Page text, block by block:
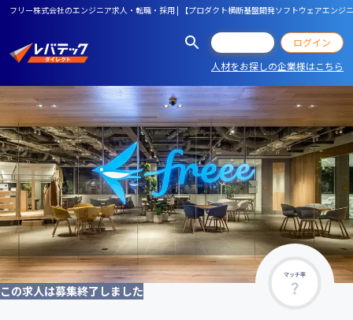
フリー株式会社のエンジニア求人・転職・採用 | 【プロダクト横断基盤開発ソフトウェアエン
ログイン
人材をお探しの企業様はこちら
マッチ率
この求人は募集終了しました